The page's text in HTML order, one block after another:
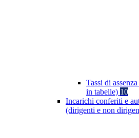
Tassi di
in tabelle) 10
Incarichi conferiti e
(dirigenti e non